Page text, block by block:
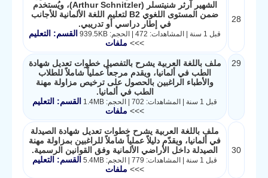
28
الشهير آرثر شنيتسلر (Arthur Schnitzler)، ويُستخدم
ضمن المستوى اللغوي B2 لتعليم اللغة الألمانية للأجانب
في إطار دراسي أو تدريبي.
قبل 1 سنة | المشاهدات: 472 | الحجم: 939.5KB
القسم: التعليم
>>> ملفات
29
ملف باللغة العربية يشرح بالتفصيل خطوات تعديل شهادة
الطب في ألمانيا، ويقدم مرجعاً عملياً شاملاً للطلاب
والأطباء الراغبين بالحصول على ترخيص مزاولة مهنة
الطب في ألمانيا.
قبل 1 سنة | المشاهدات: 702 | الحجم: 1.4MB
القسم: التعليم
>>> ملفات
30
ملف باللغة العربية يشرح خطوات تعديل شهادة الصيدلة
في ألمانيا، ويقدّم دليلاً عملياً شاملاً للراغبين بمزاولة مهنة
الصيدلة داخل الأراضي الألمانية وفق القوانين الرسمية.
قبل 1 سنة | المشاهدات: 779 | الحجم: 5.4MB
القسم: التعليم
>>> ملفات